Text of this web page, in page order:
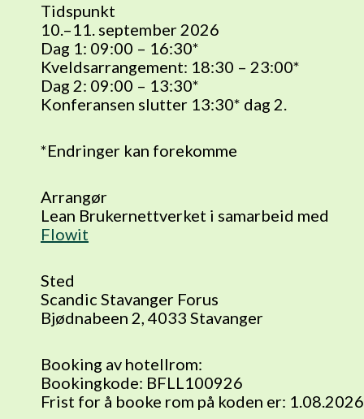
Tidspunkt
10.–11. september 2026
Dag 1: 09:00 – 16:30*
Kveldsarrangement: 18:30 – 23:00*
Dag 2: 09:00 – 13:30*
Konferansen slutter 13:30* dag 2.
*Endringer kan forekomme
Arrangør
Lean Brukernettverket i samarbeid med
Flowit
Sted
Scandic Stavanger Forus
Bjødnabeen 2, 4033 Stavanger
Booking av hotellrom:
Bookingkode: BFLL100926
Frist for å booke rom på koden er: 1.08.2026